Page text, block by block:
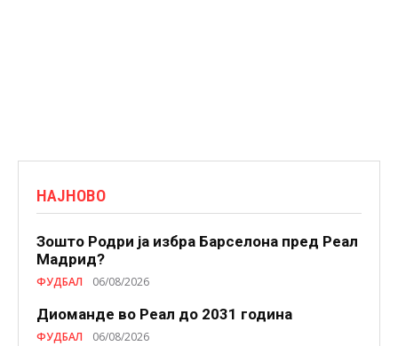
НАЈНОВО
Зошто Родри ја избра Барселона пред Реал
Мадрид?
ФУДБАЛ 06/08/2026
Диоманде во Реал до 2031 година
ФУДБАЛ 06/08/2026